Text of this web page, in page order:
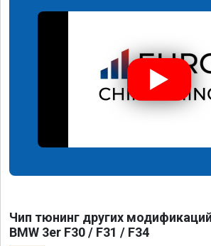
Чип тюнинг других модификаций
BMW 3er F30 / F31 / F34